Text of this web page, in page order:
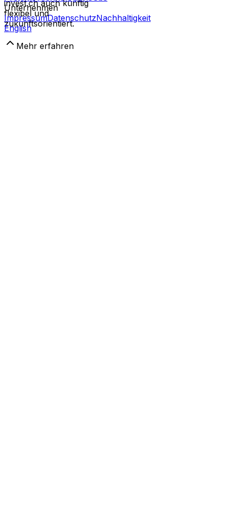
invest.ch auch künftig
flexibel und
zukunftsorientiert.
Mehr erfahren
Unternehmen
ImpressumDatenschutzNachhaltigkeit
English